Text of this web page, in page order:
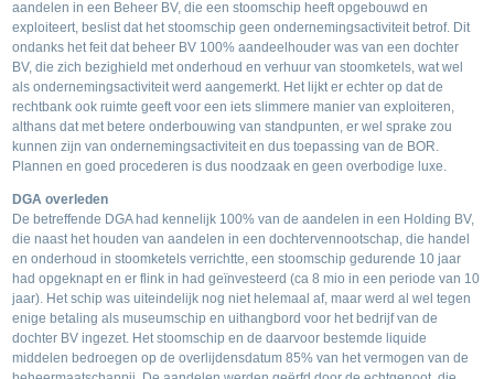
aandelen in een Beheer BV, die een stoomschip heeft opgebouwd en
exploiteert, beslist dat het stoomschip geen ondernemingsactiviteit betrof. Dit
ondanks het feit dat beheer BV 100% aandeelhouder was van een dochter
BV, die zich bezighield met onderhoud en verhuur van stoomketels, wat wel
als ondernemingsactiviteit werd aangemerkt. Het lijkt er echter op dat de
rechtbank ook ruimte geeft voor een iets slimmere manier van exploiteren,
althans dat met betere onderbouwing van standpunten, er wel sprake zou
kunnen zijn van ondernemingsactiviteit en dus toepassing van de BOR.
Plannen en goed procederen is dus noodzaak en geen overbodige luxe.
DGA overleden
De betreffende DGA had kennelijk 100% van de aandelen in een Holding BV,
die naast het houden van aandelen in een dochtervennootschap, die handel
en onderhoud in stoomketels verrichtte, een stoomschip gedurende 10 jaar
had opgeknapt en er flink in had geïnvesteerd (ca 8 mio in een periode van 10
jaar). Het schip was uiteindelijk nog niet helemaal af, maar werd al wel tegen
enige betaling als museumschip en uithangbord voor het bedrijf van de
dochter BV ingezet. Het stoomschip en de daarvoor bestemde liquide
middelen bedroegen op de overlijdensdatum 85% van het vermogen van de